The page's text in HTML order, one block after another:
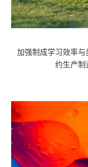
加强制成学习效率
约生产制